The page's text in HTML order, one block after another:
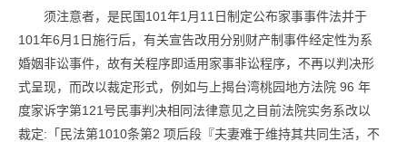
须注意者，是民国101年1月11日制定公布家事事件法并于
101年6月1日施行后，有关宣告改用分别财产制事件经定性为系
婚姻非讼事件，故有关程序即适用家事非讼程序，不再以判决形
式呈现，而改以裁定形式，例如与上揭台湾桃园地方法院 96 年
度家诉字第121号民事判决相同法律意见之目前法院实务系改以
裁定:「民法第1010条第2 项后段『夫妻难于维持其共同生活，不